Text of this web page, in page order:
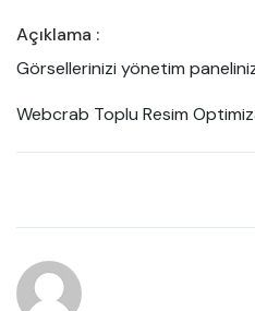
Açıklama :
Görsellerinizi yönetim
Webcrab Toplu Resim